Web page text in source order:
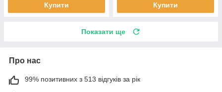
Купити Купити
Показати ще
Про нас
99% позитивних з 513 відгуків за рік